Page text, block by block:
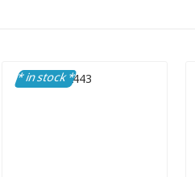
* in stock *